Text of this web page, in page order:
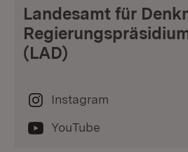
Landesamt für
(LAD)
Instagram
YouTube